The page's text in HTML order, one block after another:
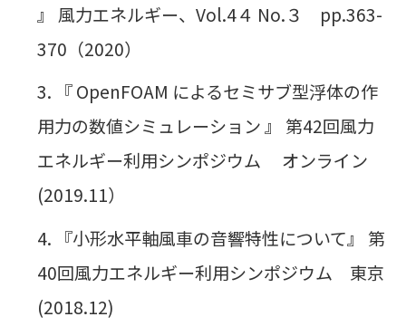
』 風力エネルギー、Vol.4４ No.３ pp.363-
370（2020）
『 OpenFOAM によるセミサブ型浮体の作
用力の数値シミュレーション 』 第42回風力
エネルギー利用シンポジウム オンライン
(2019.11）
『小形水平軸風車の音響特性について』 第
40回風力エネルギー利用シンポジウム 東京
(2018.12)